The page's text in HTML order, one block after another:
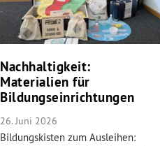
Nachhaltigkeit:
Materialien für
Bildungseinrichtungen
26. Juni 2026
Bildungskisten zum Ausleihen: